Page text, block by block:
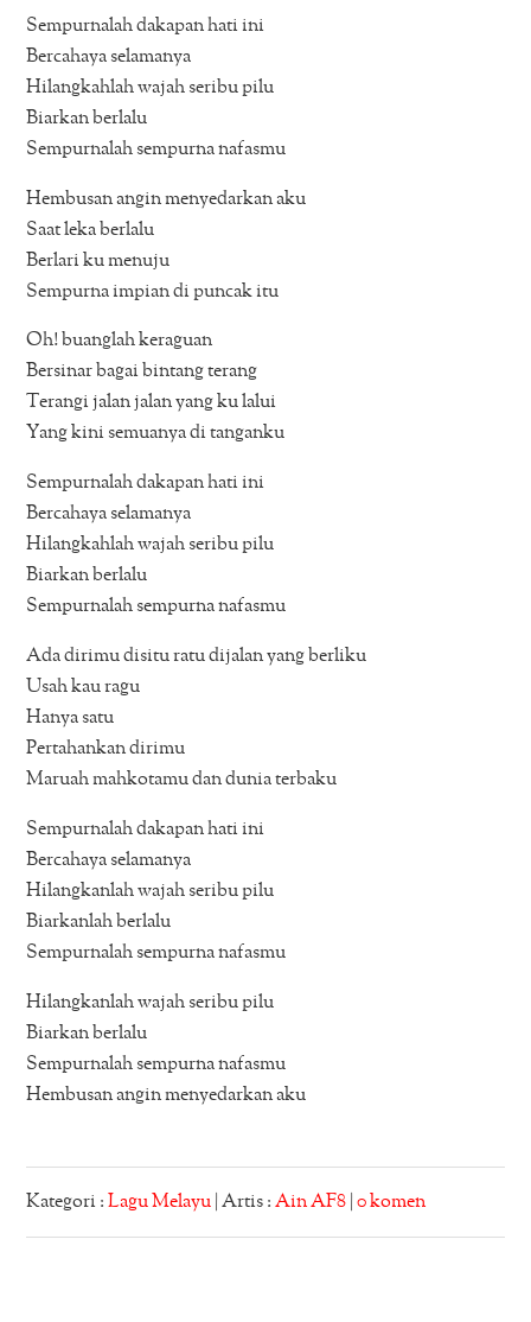
Sempurnalah dakapan hati ini
Bercahaya selamanya
Hilangkahlah wajah seribu pilu
Biarkan berlalu
Sempurnalah sempurna nafasmu
Hembusan angin menyedarkan aku
Saat leka berlalu
Berlari ku menuju
Sempurna impian di puncak itu
Oh! buanglah keraguan
Bersinar bagai bintang terang
Terangi jalan jalan yang ku lalui
Yang kini semuanya di tanganku
Sempurnalah dakapan hati ini
Bercahaya selamanya
Hilangkahlah wajah seribu pilu
Biarkan berlalu
Sempurnalah sempurna nafasmu
Ada dirimu disitu ratu dijalan yang berliku
Usah kau ragu
Hanya satu
Pertahankan dirimu
Maruah mahkotamu dan dunia terbaku
Sempurnalah dakapan hati ini
Bercahaya selamanya
Hilangkanlah wajah seribu pilu
Biarkanlah berlalu
Sempurnalah sempurna nafasmu
Hilangkanlah wajah seribu pilu
Biarkan berlalu
Sempurnalah sempurna nafasmu
Hembusan angin menyedarkan aku
Kategori :Lagu Melayu | Artis :Ain AF8 |0 komen